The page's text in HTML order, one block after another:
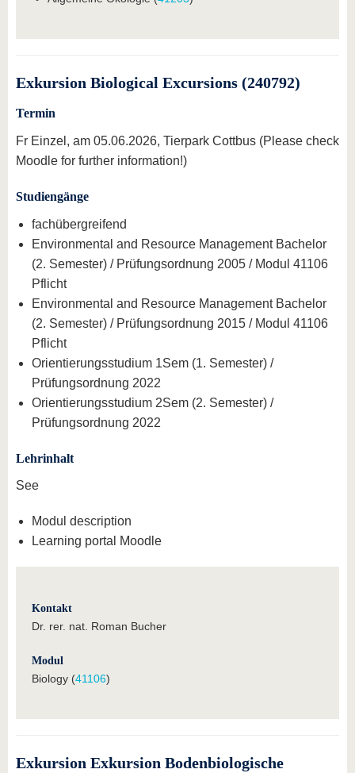
Exkursion Biological Excursions (240792)
Termin
Fr Einzel, am 05.06.2026, Tierpark Cottbus (Please check
Moodle for further information!)
Studiengänge
fachübergreifend
Environmental and Resource Management Bachelor
(2. Semester) / Prüfungsordnung 2005 / Modul 41106
Pflicht
Environmental and Resource Management Bachelor
(2. Semester) / Prüfungsordnung 2015 / Modul 41106
Pflicht
Orientierungsstudium 1Sem (1. Semester) /
Prüfungsordnung 2022
Orientierungsstudium 2Sem (2. Semester) /
Prüfungsordnung 2022
Lehrinhalt
See
Modul description
Learning portal Moodle
Kontakt
Dr. rer. nat. Roman Bucher
Modul
Biology (41106)
Exkursion Exkursion Bodenbiologische